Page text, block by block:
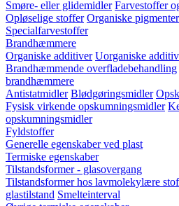
Smøre- eller glidemidler Farvestoffer
Opløselige stoffer Organiske pigmenter
Specialfarvestoffer
Brandhæmmere
Organiske additiver Uorganiske
Brandhæmmende overfladebehandling
brandhæmmere
Antistatmidler Blødgøringsmidler
Fysisk virkende opskumningsmidler
opskumningsmidler
Fyldstoffer
Generelle egenskaber ved plast
Termiske egenskaber
Tilstandsformer - glasovergang
Tilstandsformer hos lavmolekylære
glastilstand Smelteinterval